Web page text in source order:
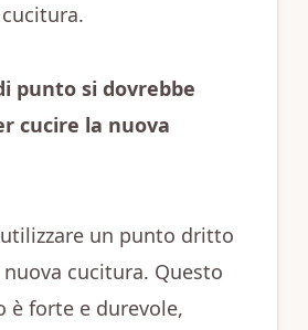
punto si dovrebbe
cucire la nuova
un punto dritto
cucitura. Questo
è forte e durevole,